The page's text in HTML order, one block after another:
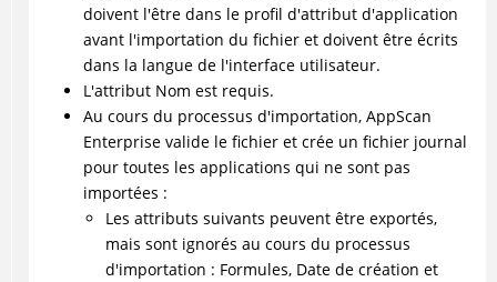
doivent l'être dans le profil d'attribut d'application
avant l'importation du fichier et doivent être écrits
dans la langue de l'interface utilisateur.
L'attribut Nom est requis.
Au cours du processus d'importation, AppScan
Enterprise valide le fichier et crée un fichier journal
pour toutes les applications qui ne sont pas
importées :
Les attributs suivants peuvent être exportés,
mais sont ignorés au cours du processus
d'importation : Formules, Date de création et